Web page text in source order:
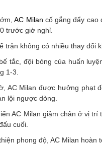
AC Milan cố gắng đẩy cao
trước giờ nghỉ.
trận không có nhiều thay đổi
tắc, đội bóng của huấn
1-3.
AC Milan được hưởng phạt
lội ngược dòng.
AC Milan giậm chân ở vị
cuối.
phong độ, AC Milan